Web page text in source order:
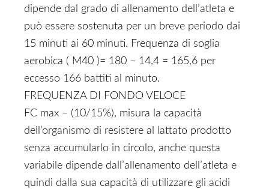
dipende dal grado di allenamento dell’atleta e
può essere sostenuta per un breve periodo dai
15 minuti ai 60 minuti. Frequenza di soglia
aerobica ( M40 )= 180 – 14,4 = 165,6 per
eccesso 166 battiti al minuto.
FREQUENZA DI FONDO VELOCE
FC max – (10/15%), misura la capacità
dell’organismo di resistere al lattato prodotto
senza accumularlo in circolo, anche questa
variabile dipende dall’allenamento dell’atleta e
quindi dalla sua capacità di utilizzare gli acidi